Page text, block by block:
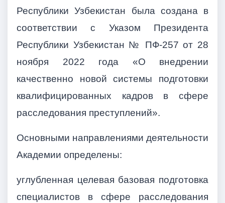
Республики Узбекистан была создана в
соответствии с Указом Президента
Республики Узбекистан № ПФ-257 от 28
ноября 2022 года «О внедрении
качественно новой системы подготовки
квалифицированных кадров в сфере
расследования преступлений».
Основными направлениями деятельности
Академии определены:
углубленная целевая базовая подготовка
специалистов в сфере расследования